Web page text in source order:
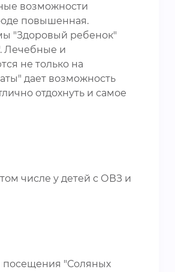
возможности
повышенная.
"Здоровый ребенок"
Лечебные и
не только на
дает возможность
отдохнуть и самое
числе у детей с ОВЗ и
посещения "Соляных